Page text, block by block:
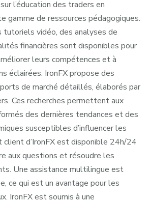
l’éducation des traders en
gamme de ressources pédagogiques.
tutoriels vidéo, des analyses de
financières sont disponibles pour
leurs compétences et à
éclairées. IronFX propose des
de marché détaillés, élaborés par
Ces recherches permettent aux
des dernières tendances et des
susceptibles d’influencer les
client d’IronFX est disponible 24h/24
aux questions et résoudre les
Une assistance multilingue est
ce qui est un avantage pour les
IronFX est soumis à une